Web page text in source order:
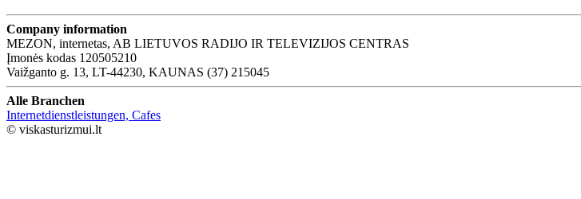
Company information
MEZON, internetas, AB LIETUVOS RADIJO IR TELEVIZIJOS CENTRAS
Įmonės kodas 120505210
Vaižganto g. 13, LT-44230, KAUNAS (37) 215045
Alle Branchen
Internetdienstleistungen, Cafes
© viskasturizmui.lt